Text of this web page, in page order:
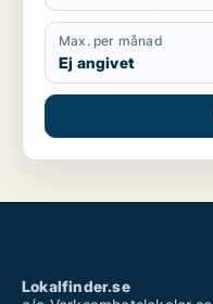
Max. per månad
Ej angivet
Lokalfinder.se